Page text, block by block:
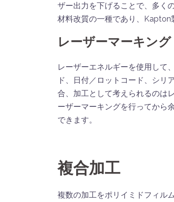
ザー出力を下げることで、多く
材料改質の一種であり、Kapton
レーザーマーキング
レーザーエネルギーを使用して
ド、日付／ロットコード、シリ
合、加工として考えられるのは
ーザーマーキングを行ってから
できます。
複合加工
複数の加工をポリイミドフィル